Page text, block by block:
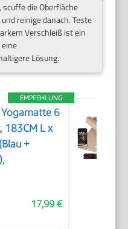
die Oberfläche
reinige danach. Teste
Verschleiß ist ein
Lösung.
EMPFEHLUNG
6
183CM L x
+
17,99 €